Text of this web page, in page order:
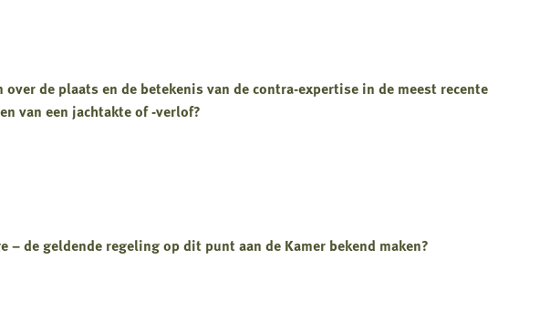
de plaats en de betekenis van de contra-expertise in de meest recente
van een jachtakte of -verlof?
de geldende regeling op dit punt aan de Kamer bekend maken?